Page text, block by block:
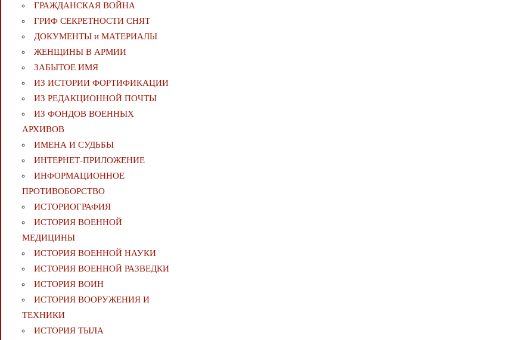
ГРАЖДАНСКАЯ ВОЙНА
ГРИФ СЕКРЕТНОСТИ СНЯТ
ДОКУМЕНТЫ и МАТЕРИАЛЫ
ЖЕНЩИНЫ В АРМИИ
ЗАБЫТОЕ ИМЯ
ИЗ ИСТОРИИ ФОРТИФИКАЦИИ
ИЗ РЕДАКЦИОННОЙ ПОЧТЫ
ИЗ ФОНДОВ ВОЕННЫХ
АРХИВОВ
ИМЕНА И СУДЬБЫ
ИНТЕРНЕТ-ПРИЛОЖЕНИЕ
ИНФОРМАЦИОННОЕ
ПРОТИВОБОРСТВО
ИСТОРИОГРАФИЯ
ИСТОРИЯ ВОЕННОЙ
МЕДИЦИНЫ
ИСТОРИЯ ВОЕННОЙ НАУКИ
ИСТОРИЯ ВОЕННОЙ РАЗВЕДКИ
ИСТОРИЯ ВОИН
ИСТОРИЯ ВООРУЖЕНИЯ И
ТЕХНИКИ
ИСТОРИЯ ТЫЛА